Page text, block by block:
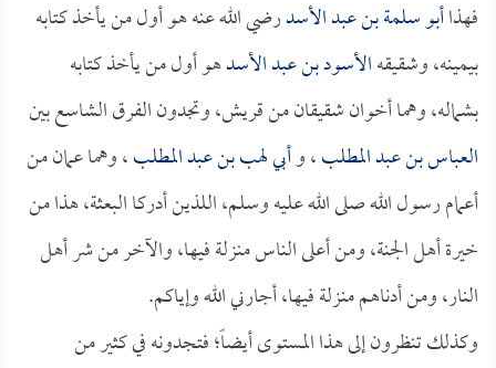
فهذاأبو سلمة بن عبد الأسدرضي الله عنه هو أول من يأخذ كتابه
بيمينه، وشقيقهالأسود بن عبد الأسدهو أول من يأخذ كتابه
بشماله، وهما أخوان شقيقان من قريش، وتجدون الفرق الشاسع بين
العباس بن عبد المطلب، وأبي لهب بن عبد المطلب، وهما عمان من
أعمام رسول الله صلى الله عليه وسلم، اللذين أدركا البعثة، هذا من
خيرة أهل الجنة، ومن أعلى الناس منزلة فيها، والآخر من شر أهل
النار، ومن أدناهم منزلة فيها، أجارني الله وإياكم.
وكذلك تنظرون إلى هذا المستوى أيضاً؛ فتجدونه في كثير من